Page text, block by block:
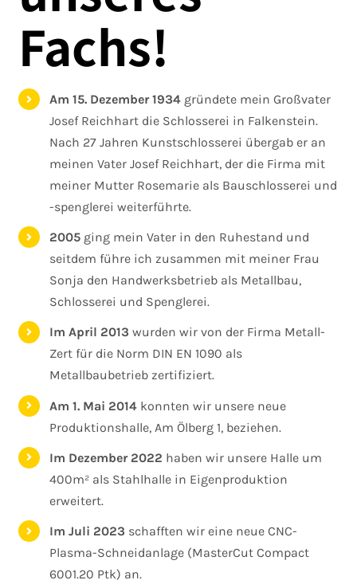
Fachs!
Am 15. Dezember 1934gründete mein Großvater
Josef Reichhart die Schlosserei in Falkenstein.
Nach 27 Jahren Kunstschlosserei übergab er an
meinen Vater Josef Reichhart, der die Firma mit
meiner Mutter Rosemarie als Bauschlosserei und
-spenglerei weiterführte.
2005ging mein Vater in den Ruhestand und
seitdem führe ich zusammen mit meiner Frau
Sonja den Handwerksbetrieb als Metallbau,
Schlosserei und Spenglerei.
Im April 2013 wurden wir von der Firma Metall-
Zert für die Norm DIN EN 1090 als
Metallbaubetrieb zertifiziert.
Am 1. Mai 2014konnten wir unsere neue
Produktionshalle, Am Ölberg 1, beziehen.
Im Dezember 2022 haben wir unsere Halle um
400m² als Stahlhalle in Eigenproduktion
erweitert.
Im Juli 2023 schafften wir eine neue CNC-
Plasma-Schneidanlage (MasterCut Compact
6001.20 Ptk) an.